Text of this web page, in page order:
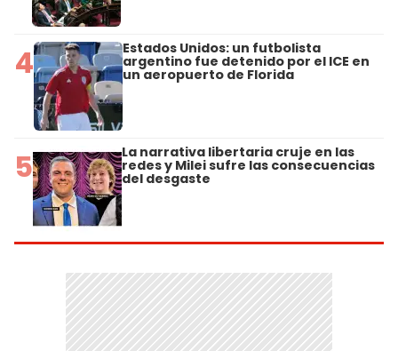
4 Estados Unidos: un futbolista
argentino fue detenido por el ICE en
un aeropuerto de Florida
5 La narrativa libertaria cruje en las
redes y Milei sufre las consecuencias
del desgaste